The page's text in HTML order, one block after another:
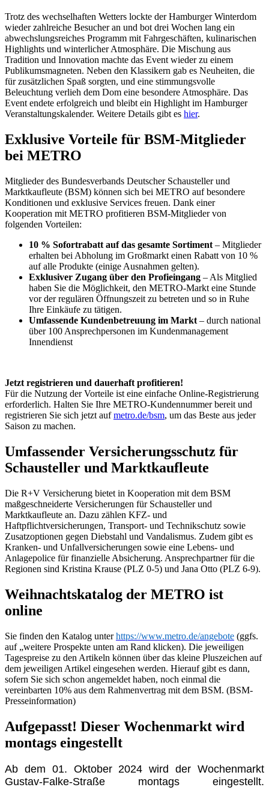
Trotz des wechselhaften Wetters lockte der Hamburger Winterdom
wieder zahlreiche Besucher an und bot drei Wochen lang ein
abwechslungsreiches Programm mit Fahrgeschäften, kulinarischen
Highlights und winterlicher Atmosphäre. Die Mischung aus
Tradition und Innovation machte das Event wieder zu einem
Publikumsmagneten. Neben den Klassikern gab es Neuheiten, die
für zusätzlichen Spaß sorgten, und eine stimmungsvolle
Beleuchtung verlieh dem Dom eine besondere Atmosphäre. Das
Event endete erfolgreich und bleibt ein Highlight im Hamburger
Veranstaltungskalender. Weitere Details gibt es hier.
Exklusive Vorteile für BSM-Mitglieder
bei METRO
Mitglieder des Bundesverbands Deutscher Schausteller und
Marktkaufleute (BSM) können sich bei METRO auf besondere
Konditionen und exklusive Services freuen. Dank einer
Kooperation mit METRO profitieren BSM-Mitglieder von
folgenden Vorteilen:
10 % Sofortrabatt auf das gesamte Sortiment – Mitglieder
erhalten bei Abholung im Großmarkt einen Rabatt von 10 %
auf alle Produkte (einige Ausnahmen gelten).
Exklusiver Zugang über den Profieingang – Als Mitglied
haben Sie die Möglichkeit, den METRO-Markt eine Stunde
vor der regulären Öffnungszeit zu betreten und so in Ruhe
Ihre Einkäufe zu tätigen.
Umfassende Kundenbetreuung im Markt – durch national
über 100 Ansprechpersonen im Kundenmanagement
Innendienst
Jetzt registrieren und dauerhaft profitieren!
Für die Nutzung der Vorteile ist eine einfache Online-Registrierung
erforderlich. Halten Sie Ihre METRO-Kundennummer bereit und
registrieren Sie sich jetzt aufmetro.de/bsm, um das Beste aus jeder
Saison zu machen.
Umfassender Versicherungsschutz für
Schausteller und Marktkaufleute
Die R+V Versicherung bietet in Kooperation mit dem BSM
maßgeschneiderte Versicherungen für Schausteller und
Marktkaufleute an. Dazu zählen KFZ- und
Haftpflichtversicherungen, Transport- und Technikschutz sowie
Zusatzoptionen gegen Diebstahl und Vandalismus. Zudem gibt es
Kranken- und Unfallversicherungen sowie eine Lebens- und
Anlagepolice für finanzielle Absicherung. Ansprechpartner für die
Regionen sind Kristina Krause (PLZ 0-5) und Jana Otto (PLZ 6-9).
Weihnachtskatalog der METRO ist
online
Sie finden den Katalog unterhttps://www.metro.de/angebote (ggfs.
auf „weitere Prospekte unten am Rand klicken). Die jeweiligen
Tagespreise zu den Artikeln können über das kleine Pluszeichen auf
dem jeweiligen Artikel eingesehen werden. Hierauf gibt es dann,
sofern Sie sich schon angemeldet haben, noch einmal die
vereinbarten 10% aus dem Rahmenvertrag mit dem BSM. (BSM-
Presseinformation)
Aufgepasst! Dieser Wochenmarkt wird
montags eingestellt
Ab dem 01. Oktober 2024 wird der Wochenmarkt
Gustav-Falke-Straße montags eingestellt.